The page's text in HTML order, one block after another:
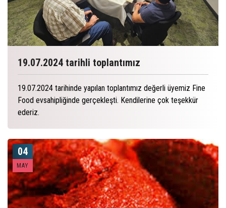
19.07.2024 tarihli toplantımız
19.07.2024 tarihinde yapılan toplantımız değerli üyemiz Fine
Food evsahipliğinde gerçekleşti. Kendilerine çok teşekkür
ederiz.
04
MAY